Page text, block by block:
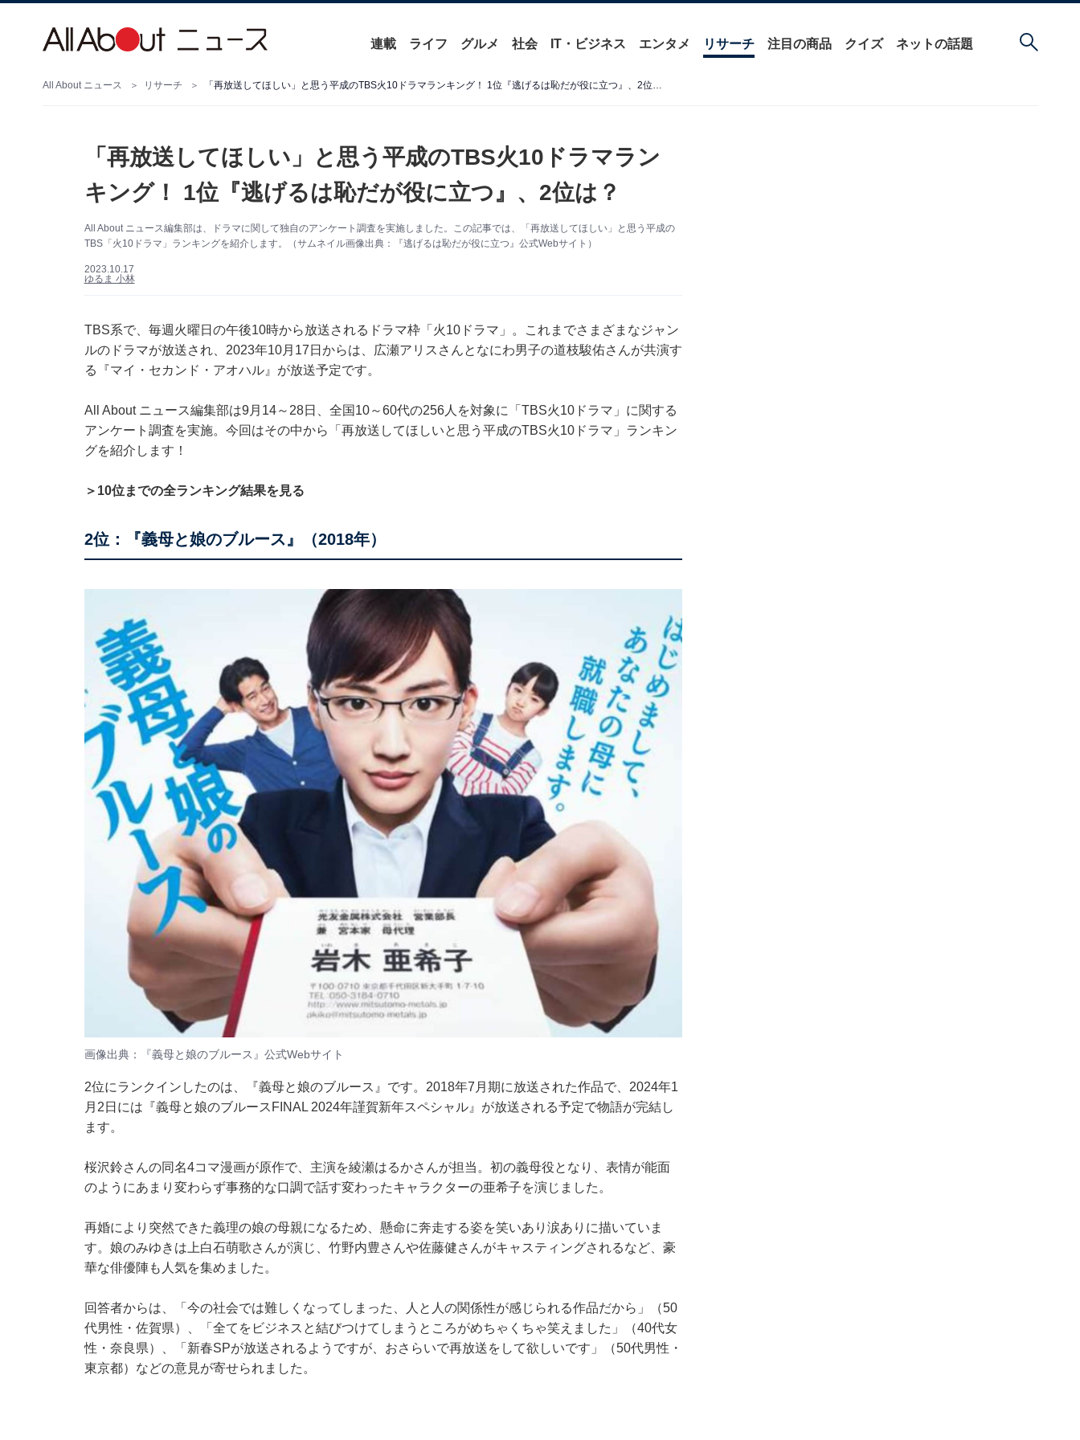
連載 ライフ グルメ 社会 IT・ビジネス エンタメ リサーチ 注目の商品 クイズ ネットの話題
All About ニュース リサーチ 「再放送してほしい」と思う平成のTBS火10ドラマランキング！ 1位『逃げるは恥だが役に立つ』、2位は？
「再放送してほしい」と思う平成のTBS火10ドラマラン
キング！ 1位『逃げるは恥だが役に立つ』、2位は？
All About ニュース編集部は、ドラマに関して独自のアンケート調査を実施しました。この記事では、「再放送してほしい」と思う平成の
TBS「火10ドラマ」ランキングを紹介します。（サムネイル画像出典：『逃げるは恥だが役に立つ』公式Webサイト）
2023.10.17
ゆるま 小林
TBS系で、毎週火曜日の午後10時から放送されるドラマ枠「火10ドラマ」。これまでさまざまなジャン
ルのドラマが放送され、2023年10月17日からは、広瀬アリスさんとなにわ男子の道枝駿佑さんが共演す
る『マイ・セカンド・アオハル』が放送予定です。
All About ニュース編集部は9月14～28日、全国10～60代の256人を対象に「TBS火10ドラマ」に関する
アンケート調査を実施。今回はその中から「再放送してほしいと思う平成のTBS火10ドラマ」ランキン
グを紹介します！
＞10位までの全ランキング結果を見る
2位：『義母と娘のブルース』（2018年）
画像出典：『義母と娘のブルース』 公式Webサイト
2位にランクインしたのは、『義母と娘のブルース』です。2018年7月期に放送された作品で、2024年1
月2日には『義母と娘のブルースFINAL 2024年謹賀新年スペシャル』が放送される予定で物語が完結し
ます。
桜沢鈴さんの同名4コマ漫画が原作で、主演を綾瀬はるかさんが担当。初の義母役となり、表情が能面
のようにあまり変わらず事務的な口調で話す変わったキャラクターの亜希子を演じました。
再婚により突然できた義理の娘の母親になるため、懸命に奔走する姿を笑いあり涙ありに描いていま
す。娘のみゆきは上白石萌歌さんが演じ、竹野内豊さんや佐藤健さんがキャスティングされるなど、豪
華な俳優陣も人気を集めました。
回答者からは、「今の社会では難しくなってしまった、人と人の関係性が感じられる作品だから」（50
代男性・佐賀県）、「全てをビジネスと結びつけてしまうところがめちゃくちゃ笑えました」（40代女
性・奈良県）、「新春SPが放送されるようですが、おさらいで再放送をして欲しいです」（50代男性・
東京都）などの意見が寄せられました。